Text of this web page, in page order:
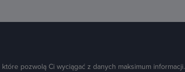
pozwolą Ci wyciągać z danych maksimum informacji.